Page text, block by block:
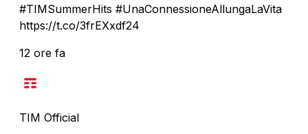
#TIMSummerHits #UnaConnessioneAllungaLaVita
https://t.co/3frEXxdf24
12 ore fa
TIM Official